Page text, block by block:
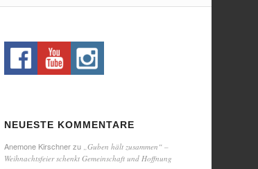
NEUESTE KOMMENTARE
Anemone Kirschnerzu „Guben hält zusammen“ –
Weihnachtsfeier schenkt Gemeinschaft und Hoffnung